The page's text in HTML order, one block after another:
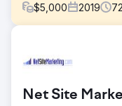
$5,000 2019 72
Este cliente de la
cocinas tenía un
Net Site